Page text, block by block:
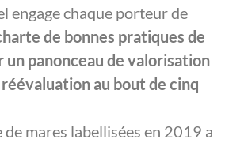
engage chaque porteur de
de bonnes pratiques de
un panonceau de valorisation
au bout de cinq
de mares labellisées en 2019 a